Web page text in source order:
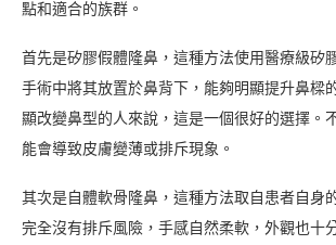
點和適合的族群。
首先是矽膠假體隆鼻，這種方法使用醫療級矽
手術中將其放置於鼻背下，能夠明顯提升鼻樑
顯改變鼻型的人來說，這是一個很好的選擇。
能會導致皮膚變薄或排斥現象。
其次是自體軟骨隆鼻，這種方法取自患者自身
完全沒有排斥風險，手感自然柔軟，外觀也十